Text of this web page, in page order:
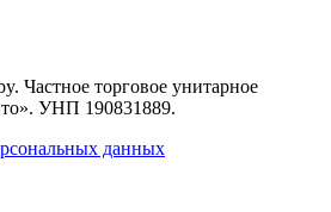
. Частное торговое унитарное
. УНП 190831889.
данных